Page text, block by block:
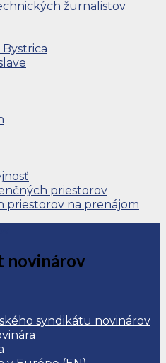
žurnalistov
Bystrica
priestorov
priestorov na prenájom
novinárov
syndikátu novinárov